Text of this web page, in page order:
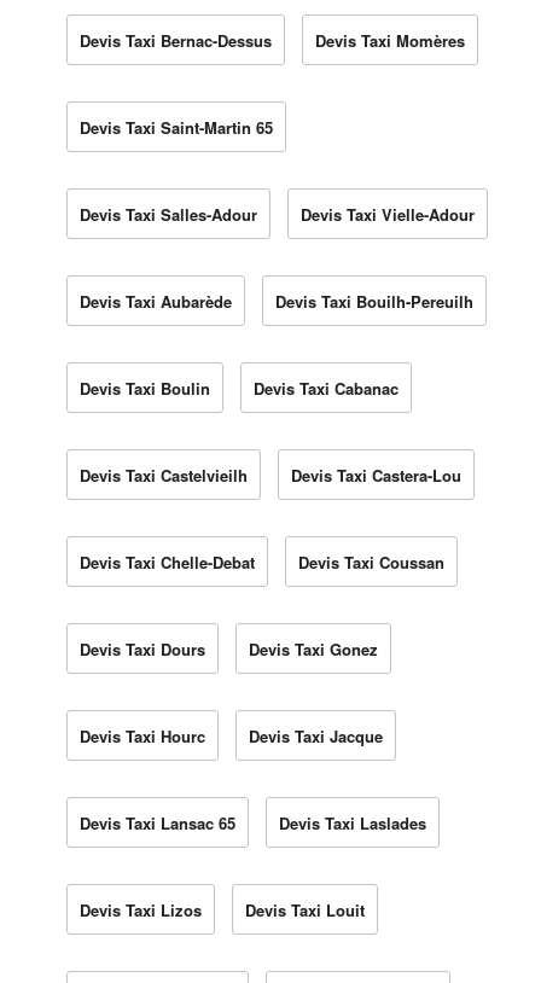
Devis Taxi Bernac-Dessus Devis Taxi Momères
Devis Taxi Saint-Martin 65
Devis Taxi Salles-Adour Devis Taxi Vielle-Adour
Devis Taxi Aubarède Devis Taxi Bouilh-Pereuilh
Devis Taxi Boulin Devis Taxi Cabanac
Devis Taxi Castelvieilh Devis Taxi Castera-Lou
Devis Taxi Chelle-Debat Devis Taxi Coussan
Devis Taxi Dours Devis Taxi Gonez
Devis Taxi Hourc Devis Taxi Jacque
Devis Taxi Lansac 65 Devis Taxi Laslades
Devis Taxi Lizos Devis Taxi Louit